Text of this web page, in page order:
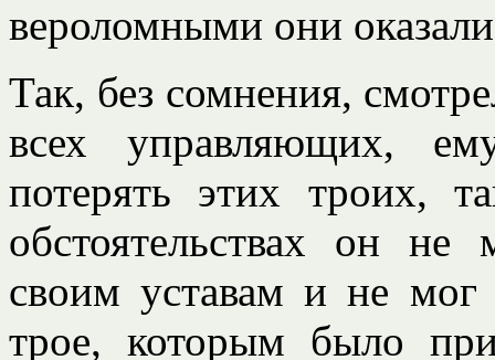
вероломными они
Так, без сомнения,
всех управляющих,
потерять этих троих,
обстоятельствах он не
своим уставам и не
трое, которым было